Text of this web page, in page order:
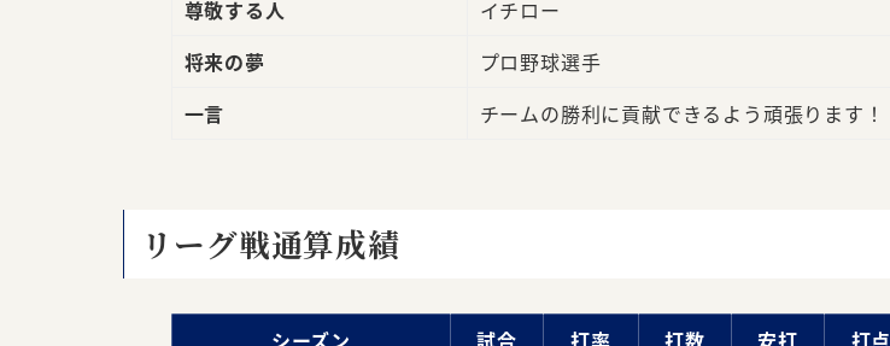
尊敬する人
イチロー
将来の夢
プロ野球選手
一言
チームの勝利に貢献できるよう頑張ります！
リーグ戦通算成績
シーズン 試合 打率 打数 安打 打点